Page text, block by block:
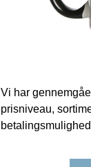
Vi har
prisniveau,